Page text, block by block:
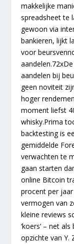
makkelijke
spreadsheet te
gewoon via
bankieren, lijkt
voor
aandelen bij
geen noviteit
hoger
moment liefst
whisky.Prima
backtesting is
gemiddelde
verwachten te
gaan starten
online Bitcoin
procent per
vermogen van
kleine reviews
‘koers’ – net
opzichte van Y.